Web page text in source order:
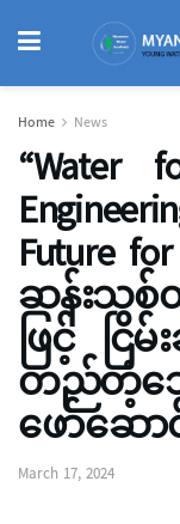
Home News
“Water
Future
ဆန်းသစ်
ဖြင့် ငြိ
တည်တံ့သ
ဖော်ဆော
March 17, 2024